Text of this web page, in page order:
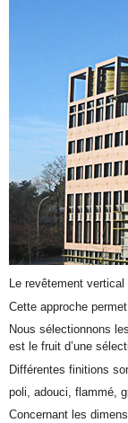
Le revêtement vertical
Cette approche
Nous sélectionnons
est le fruit d’une
Différentes finitions
poli, adouci, flammé,
Concernant les